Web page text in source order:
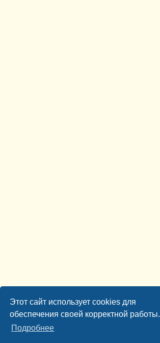
Этот сайт использует cookies для
обеспечения своей корректной работы.
Подробнее